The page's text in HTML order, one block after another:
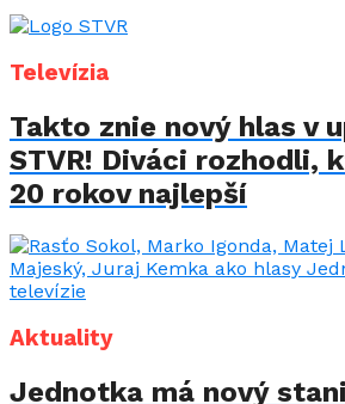
Televízia
Takto znie nový hlas v
STVR! Diváci rozhodli,
20 rokov najlepší
Aktuality
Jednotka má nový